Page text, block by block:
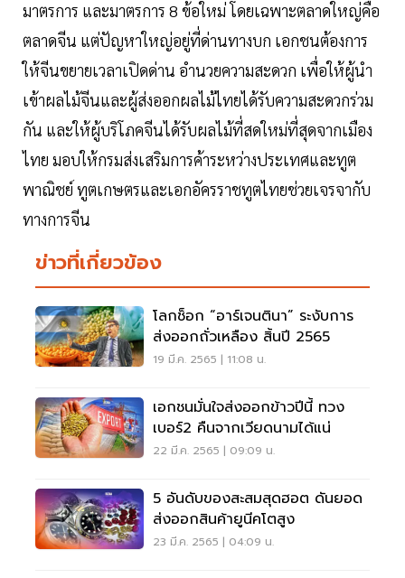
มาตรการ และมาตรการ 8 ข้อใหม่ โดยเฉพาะตลาดใหญ่คือ
ตลาดจีน แต่ปัญหาใหญ่อยู่ที่ด่านทางบก เอกชนต้องการ
ให้จีนขยายเวลาเปิดด่าน อำนวยความสะดวก เพื่อให้ผู้นำ
เข้าผลไม้จีนและผู้ส่งออกผลไม้ไทยได้รับความสะดวกร่วม
กัน และให้ผู้บริโภคจีนได้รับผลไม้ที่สดใหม่ที่สุดจากเมือง
ไทย มอบให้กรมส่งเสริมการค้าระหว่างประเทศและทูต
พาณิชย์ ทูตเกษตรและเอกอัครราชทูตไทยช่วยเจรจากับ
ทางการจีน
ข่าวที่เกี่ยวข้อง
โลกช็อก “อาร์เจนตินา” ระงับการ
ส่งออกถั่วเหลือง สิ้นปี 2565
19 มี.ค. 2565 | 11:08 น.
เอกชนมั่นใจส่งออกข้าวปีนี้ ทวง
เบอร์2 คืนจากเวียดนามได้แน่
22 มี.ค. 2565 | 09:09 น.
5 อันดับของสะสมสุดฮอต ดันยอด
ส่งออกสินค้ายูนีคโตสูง
23 มี.ค. 2565 | 04:09 น.